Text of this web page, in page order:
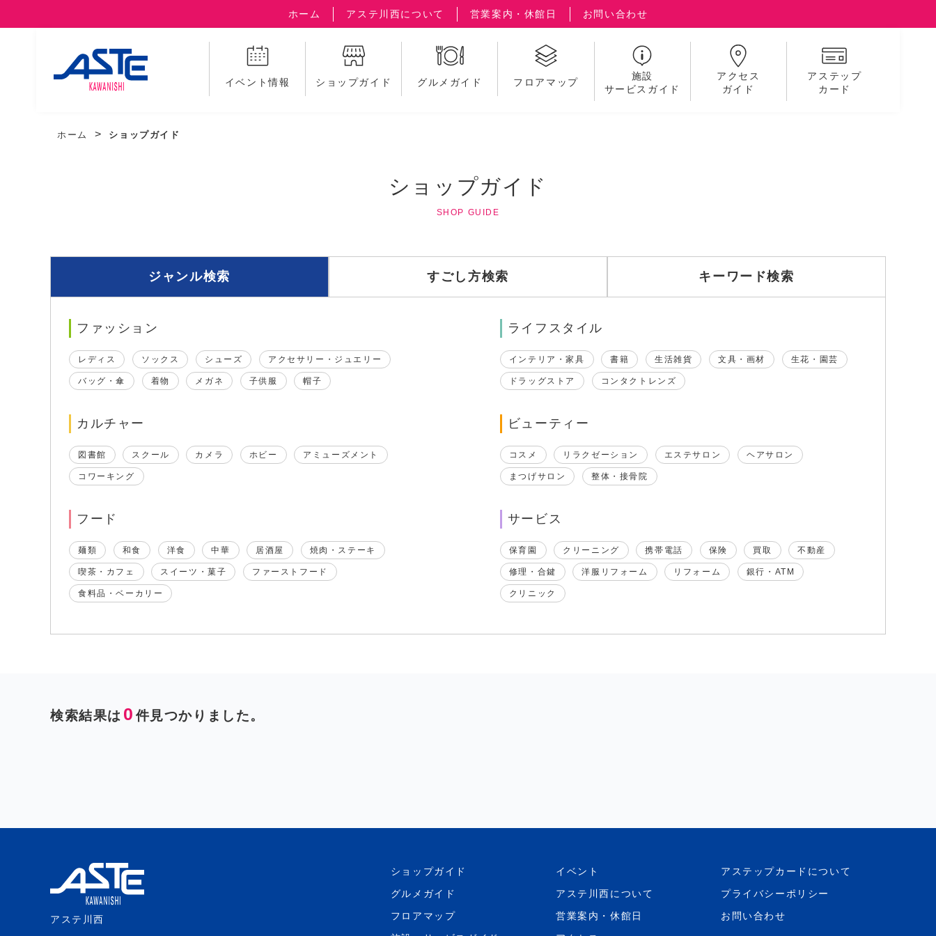
ホーム アステ川西について 営業案内・休館日 お問い合わせ
イベント情報 ショップガイド グルメガイド フロアマップ
施設
サービスガイド
アクセス
ガイド
アステップ
カード
ホーム ショップガイド
ショップガイド
SHOP GUIDE
ジャンル検索 すごし方検索 キーワード検索
ファッション
レディス ソックス シューズ アクセサリー・ジュエリー
バッグ・傘 着物 メガネ 子供服 帽子
ライフスタイル
インテリア・家具 書籍 生活雑貨 文具・画材 生花・園芸
ドラッグストア コンタクトレンズ
カルチャー
図書館 スクール カメラ ホビー アミューズメント
コワーキング
ビューティー
コスメ リラクゼーション エステサロン ヘアサロン
まつげサロン 整体・接骨院
フード
麺類 和食 洋食 中華 居酒屋 焼肉・ステーキ
喫茶・カフェ スイーツ・菓子 ファーストフード
食料品・ベーカリー
サービス
保育園 クリーニング 携帯電話 保険 買取 不動産
修理・合鍵 洋服リフォーム リフォーム 銀行・ATM
クリニック
検索結果は 0 件見つかりました。
アステ川西
ショップガイド
グルメガイド
フロアマップ
イベント
アステ川西について
営業案内・休館日
アステップカードについて
プライバシーポリシー
お問い合わせ